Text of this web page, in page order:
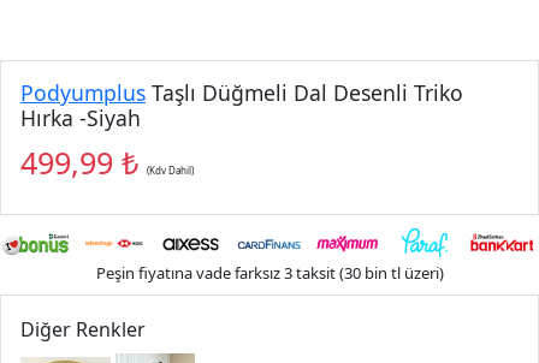
Podyumplus Taşlı Düğmeli Dal Desenli Triko
Hırka -Siyah
499,99 ₺ (Kdv Dahil)
Peşin fiyatına vade farksız 3 taksit (30 bin tl üzeri)
Diğer Renkler